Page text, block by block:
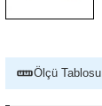
Ölçü Tablosu